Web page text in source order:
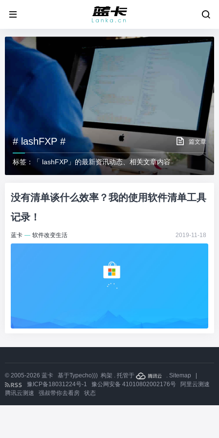
# lashFXP # 篇文章
标签：「 lashFXP」的最新资讯动态、相关文章内容
没有清单谈什么效率？我的使用软件清单工具
记录！
蓝卡 — 软件改变生活 2019-11-18
© 2005-2026 蓝卡 基于Typecho))) 构架 . 托管于 . Sitemap
豫ICP备18031224号-1
豫公网安备 41010802002176号
阿里云测速
腾讯云测速
强叔带你去看房 状态